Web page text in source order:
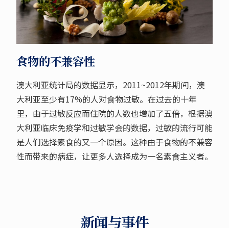
食物的不兼容性
澳大利亚统计局的数据显示，2011~2012年期间，澳
大利亚至少有17%的人对食物过敏。在过去的十年
里，由于过敏反应而住院的人数也增加了五倍，根据澳
大利亚临床免疫学和过敏学会的数据，过敏的流行可能
是人们选择素食的又一个原因。这种由于食物的不兼容
性而带来的病症，让更多人选择成为一名素食主义者。
新闻与事件